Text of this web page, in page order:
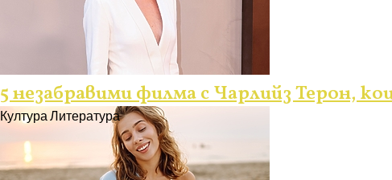
5 незабравими филма с Чарлийз Терон,
КултураЛитература